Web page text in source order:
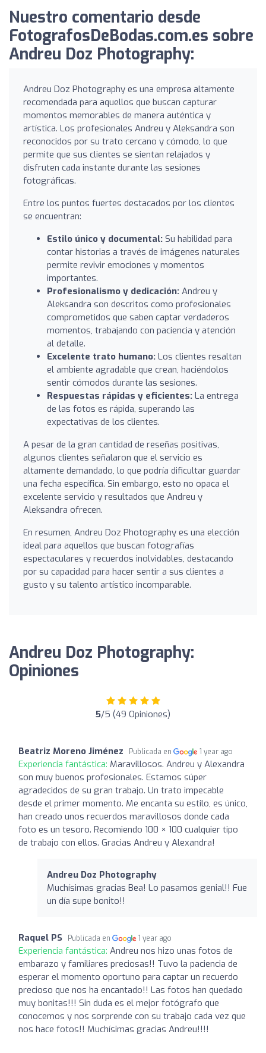
Nuestro comentario desde
FotografosDeBodas.com.es sobre
Andreu Doz Photography:
Andreu Doz Photography es una empresa altamente
recomendada para aquellos que buscan capturar
momentos memorables de manera auténtica y
artística. Los profesionales Andreu y Aleksandra son
reconocidos por su trato cercano y cómodo, lo que
permite que sus clientes se sientan relajados y
disfruten cada instante durante las sesiones
fotográficas.
Entre los puntos fuertes destacados por los clientes
se encuentran:
Estilo único y documental: Su habilidad para
contar historias a través de imágenes naturales
permite revivir emociones y momentos
importantes.
Profesionalismo y dedicación: Andreu y
Aleksandra son descritos como profesionales
comprometidos que saben captar verdaderos
momentos, trabajando con paciencia y atención
al detalle.
Excelente trato humano: Los clientes resaltan
el ambiente agradable que crean, haciéndolos
sentir cómodos durante las sesiones.
Respuestas rápidas y eficientes: La entrega
de las fotos es rápida, superando las
expectativas de los clientes.
A pesar de la gran cantidad de reseñas positivas,
algunos clientes señalaron que el servicio es
altamente demandado, lo que podría dificultar guardar
una fecha específica. Sin embargo, esto no opaca el
excelente servicio y resultados que Andreu y
Aleksandra ofrecen.
En resumen, Andreu Doz Photography es una elección
ideal para aquellos que buscan fotografías
espectaculares y recuerdos inolvidables, destacando
por su capacidad para hacer sentir a sus clientes a
gusto y su talento artístico incomparable.
Andreu Doz Photography:
Opiniones
5/5 (49 Opiniones)
Beatriz Moreno Jiménez Publicada en 1 year ago
Experiencia fantástica: Maravillosos. Andreu y Alexandra
son muy buenos profesionales. Estamos súper
agradecidos de su gran trabajo. Un trato impecable
desde el primer momento. Me encanta su estilo, es único,
han creado unos recuerdos maravillosos donde cada
foto es un tesoro. Recomiendo 100 × 100 cualquier tipo
de trabajo con ellos. Gracias Andreu y Alexandra!
Andreu Doz Photography
Muchísimas gracias Bea! Lo pasamos genial!! Fue
un día supe bonito!!
Raquel PS Publicada en 1 year ago
Experiencia fantástica: Andreu nos hizo unas fotos de
embarazo y familiares preciosas!! Tuvo la paciencia de
esperar el momento oportuno para captar un recuerdo
precioso que nos ha encantado!! Las fotos han quedado
muy bonitas!!! Sin duda es el mejor fotógrafo que
conocemos y nos sorprende con su trabajo cada vez que
nos hace fotos!! Muchísimas gracias Andreu!!!!